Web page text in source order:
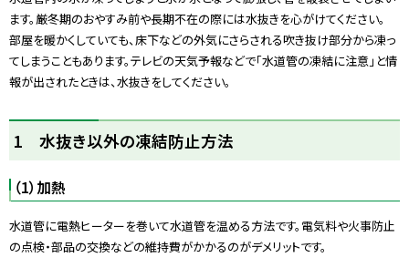
ます。厳冬期のおやすみ前や長期不在の際には水抜きを心がけてください。
部屋を暖かくしていても、床下などの外気にさらされる吹き抜け部分から凍っ
てしまうこともあります。テレビの天気予報などで「水道管の凍結に注意」と情
報が出されたときは、水抜きをしてください。
1 水抜き以外の凍結防止方法
（1）加熱
水道管に電熱ヒーターを巻いて水道管を温める方法です。電気料や火事防止
の点検・部品の交換などの維持費がかかるのがデメリットです。